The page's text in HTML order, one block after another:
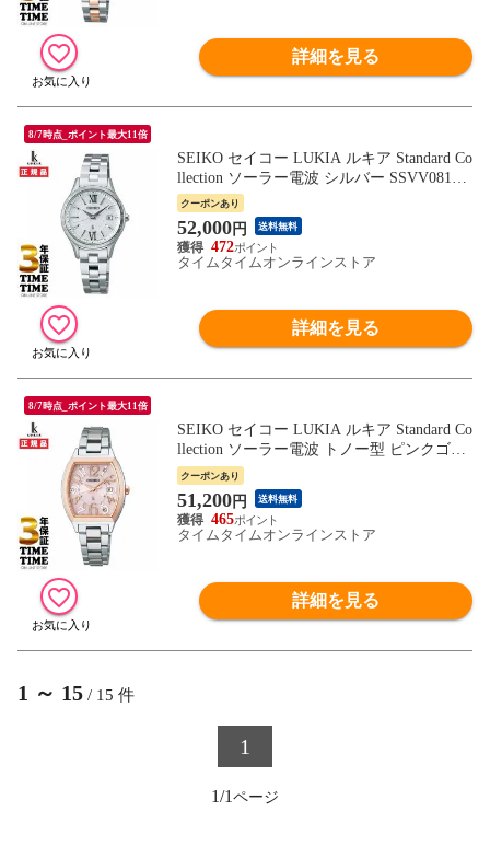
詳細を見る
8/7時点_ポイント最大11倍
SEIKO セイコー LUKIA ルキア Standard Co
llection ソーラー電波 シルバー SSVV081
【安心の5年保証】
クーポンあり
52,000円 送料無料
472
タイムタイムオンラインストア
詳細を見る
8/7時点_ポイント最大11倍
SEIKO セイコー LUKIA ルキア Standard Co
llection ソーラー電波 トノー型 ピンクゴー
ルド SSVW214 【安心の5年保証】
クーポンあり
51,200円 送料無料
465
タイムタイムオンラインストア
詳細を見る
1 ～ 15 / 15 件
1
1/1